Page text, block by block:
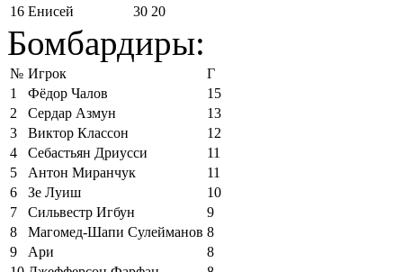
16 Енисей 30 20
Бомбардиры:
№ Игрок
Г
1
Фёдор Чалов
15
2
Сердар Азмун
13
3
Виктор Классон
12
4
Себастьян Дриусси
11
5
Антон Миранчук
11
6
Зе Луиш
10
7
Сильвестр Игбун
9
8
Магомед-Шапи Сулейманов 8
9
Ари
8